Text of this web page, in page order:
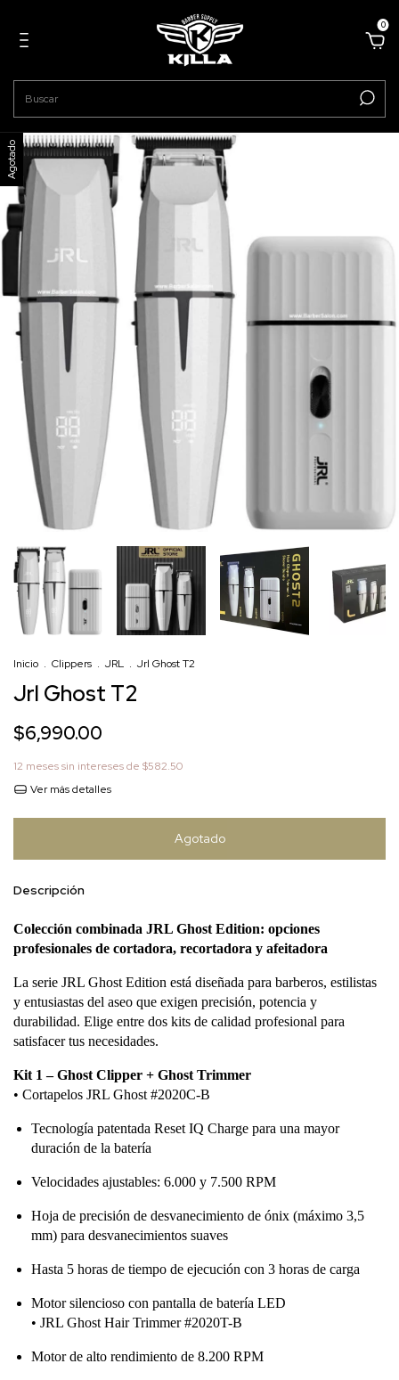
0
Agotado
Inicio . Clippers . JRL . Jrl Ghost T2
Jrl Ghost T2
$6,990.00
12 meses sin intereses de $582.50
Ver más detalles
Descripción
Colección combinada JRL Ghost Edition: opciones
profesionales de cortadora, recortadora y afeitadora
La serie JRL Ghost Edition está diseñada para barberos, estilistas
y entusiastas del aseo que exigen precisión, potencia y
durabilidad. Elige entre dos kits de calidad profesional para
satisfacer tus necesidades.
Kit 1 – Ghost Clipper + Ghost Trimmer
• Cortapelos JRL Ghost #2020C-B
Tecnología patentada Reset IQ Charge para una mayor
duración de la batería
Velocidades ajustables: 6.000 y 7.500 RPM
Hoja de precisión de desvanecimiento de ónix (máximo 3,5
mm) para desvanecimientos suaves
Hasta 5 horas de tiempo de ejecución con 3 horas de carga
Motor silencioso con pantalla de batería LED
• JRL Ghost Hair Trimmer #2020T-B
Motor de alto rendimiento de 8.200 RPM